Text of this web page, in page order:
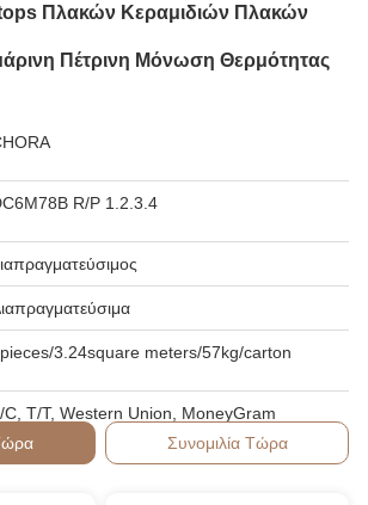
Πλακών Κεραμιδιών Πλακών
Πέτρινη Μόνωση Θερμότητας
R/P 1.2.3.4
3.24square meters/57kg/carton
C, T/T, Western Union, MoneyGram
Συνομιλία Τώρα